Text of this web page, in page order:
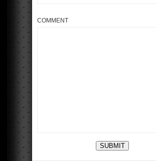
COMMENT
SUBMIT